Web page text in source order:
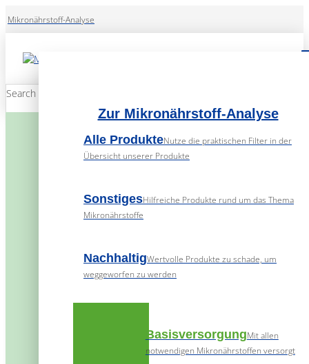
Mikronährstoff-Analyse
Search
Zur Mikronährstoff-Analyse
Alle ProdukteNutze die praktischen Filter in der
Übersicht unserer Produkte
SonstigesHilfreiche Produkte rund um das Thema
Mikronährstoffe
NachhaltigWertvolle Produkte zu schade, um
weggeworfen zu werden
BasisversorgungMit allen
notwendigen Mikronährstoffen versorgt